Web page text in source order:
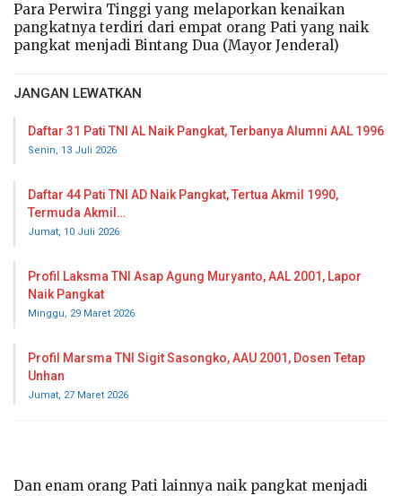
Para Perwira Tinggi yang melaporkan kenaikan
pangkatnya terdiri dari empat orang Pati yang naik
pangkat menjadi Bintang Dua (Mayor Jenderal)
JANGAN LEWATKAN
Daftar 31 Pati TNI AL Naik Pangkat, Terbanya Alumni AAL 1996
Senin, 13 Juli 2026
Daftar 44 Pati TNI AD Naik Pangkat, Tertua Akmil 1990,
Termuda Akmil…
Jumat, 10 Juli 2026
Profil Laksma TNI Asap Agung Muryanto, AAL 2001, Lapor
Naik Pangkat
Minggu, 29 Maret 2026
Profil Marsma TNI Sigit Sasongko, AAU 2001, Dosen Tetap
Unhan
Jumat, 27 Maret 2026
Dan enam orang Pati lainnya naik pangkat menjadi